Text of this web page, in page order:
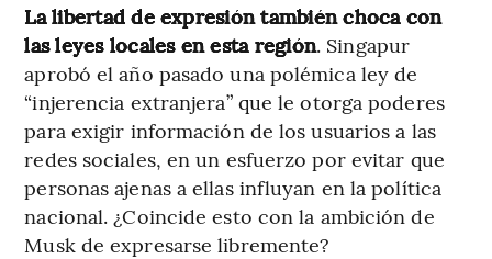
La libertad de expresión también choca con
las leyes locales en esta región. Singapur
aprobó el año pasado una polémica ley de
“injerencia extranjera” que le otorga poderes
para exigir información de los usuarios a las
redes sociales, en un esfuerzo por evitar que
personas ajenas a ellas influyan en la política
nacional. ¿Coincide esto con la ambición de
Musk de expresarse libremente?